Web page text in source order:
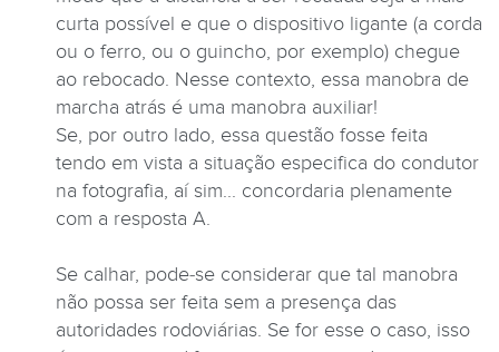
curta possível e que o dispositivo ligante (a corda
ou o ferro, ou o guincho, por exemplo) chegue
ao rebocado. Nesse contexto, essa manobra de
marcha atrás é uma manobra auxiliar!
Se, por outro lado, essa questão fosse feita
tendo em vista a situação especifica do condutor
na fotografia, aí sim... concordaria plenamente
com a resposta A.
Se calhar, pode-se considerar que tal manobra
não possa ser feita sem a presença das
autoridades rodoviárias. Se for esse o caso, isso